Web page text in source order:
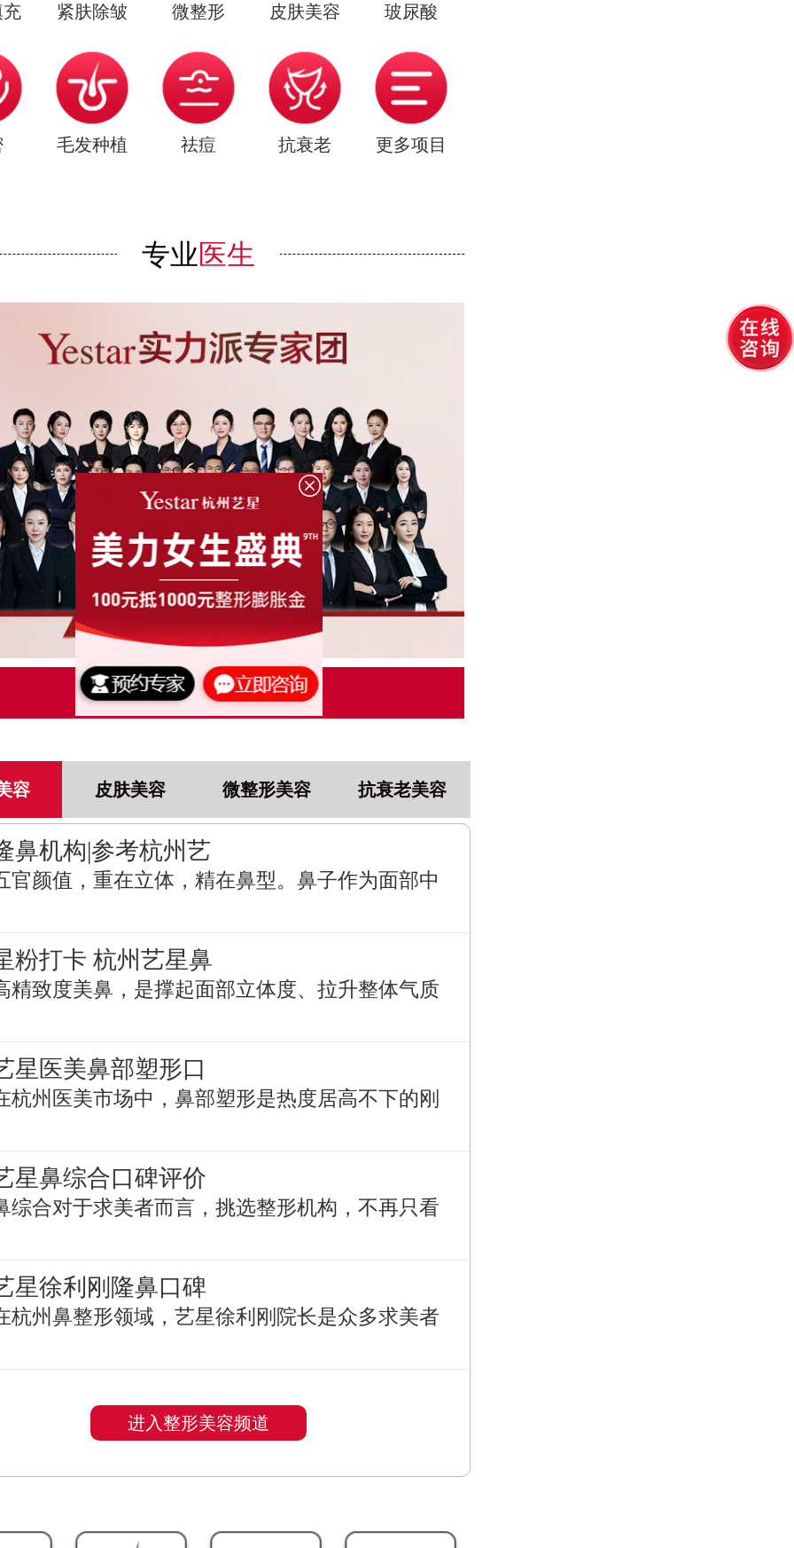
充 紧肤除皱 微整形 皮肤美容 玻尿酸
毛发种植 祛痘 抗衰老 更多项目
专业医生
点击了解更多
容 皮肤美容 微整形美容 抗衰老美容
鼻机构|参考杭州艺
官颜值，重在立体，精在鼻型。鼻子作为面部中
粉打卡 杭州艺星鼻
精致度美鼻，是撑起面部立体度、拉升整体气质
星医美鼻部塑形口
杭州医美市场中，鼻部塑形是热度居高不下的刚
星鼻综合口碑评价
综合对于求美者而言，挑选整形机构，不再只看
星徐利刚隆鼻口碑
杭州鼻整形领域，艺星徐利刚院长是众多求美者
进入整形美容频道